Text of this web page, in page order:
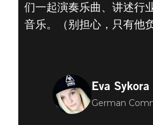
们一起演奏乐曲、讲述行
音乐。（别担心，只有他
Eva Sykora
German